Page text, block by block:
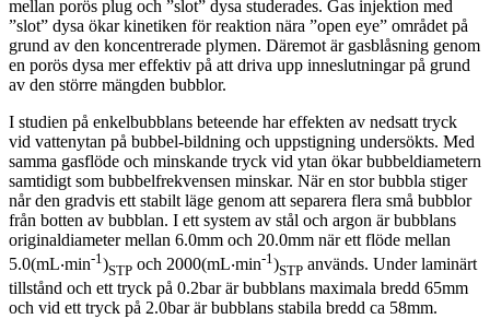
mellan porös plug och ”slot” dysa studerades. Gas injektion med
”slot” dysa ökar kinetiken för reaktion nära ”open eye” området på
grund av den koncentrerade plymen. Däremot är gasblåsning genom
en porös dysa mer effektiv på att driva upp inneslutningar på grund
av den större mängden bubblor.
I studien på enkelbubblans beteende har effekten av nedsatt tryck
vid vattenytan på bubbel-bildning och uppstigning undersökts. Med
samma gasflöde och minskande tryck vid ytan ökar bubbeldiametern
samtidigt som bubbelfrekvensen minskar. När en stor bubbla stiger
når den gradvis ett stabilt läge genom att separera flera små bubblor
från botten av bubblan. I ett system av stål och argon är bubblans
originaldiameter mellan 6.0mm och 20.0mm när ett flöde mellan
5.0(mL‧min-1 )STP och 2000(mL‧min-1 )STP används. Under laminärt
tillstånd och ett tryck på 0.2bar är bubblans maximala bredd 65mm
och vid ett tryck på 2.0bar är bubblans stabila bredd ca 58mm.